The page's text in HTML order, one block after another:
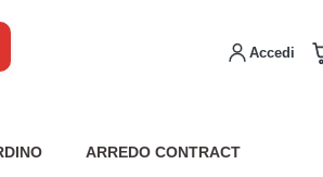
Accedi
ARREDO CONTRACT